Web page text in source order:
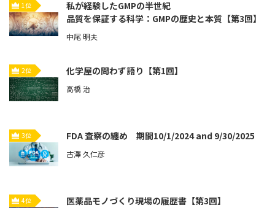
1位
私が経験したGMPの半世紀
品質を保証する科学：GMPの歴史と本質【第3回】
中尾 明夫
2位 化学屋の問わず語り【第1回】
高橋 治
3位 FDA 査察の纏め 期間10/1/2024 and 9/30/2025
古澤 久仁彦
4位 医薬品モノづくり現場の履歴書【第3回】